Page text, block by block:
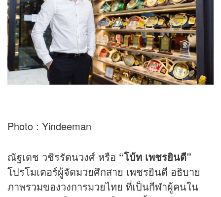
Photo : Yindeeman
ณัฐเดช วชิรรัตนวงศ์ หรือ “โบ้ท เพชรยินดี”
โปรโมเตอร์ผู้จัดมวยศึกสาย เพชรยินดี อธิบาย
ภาพรวมของวงการมวยไทย ที่เป็นกีฬาผู้คนใน